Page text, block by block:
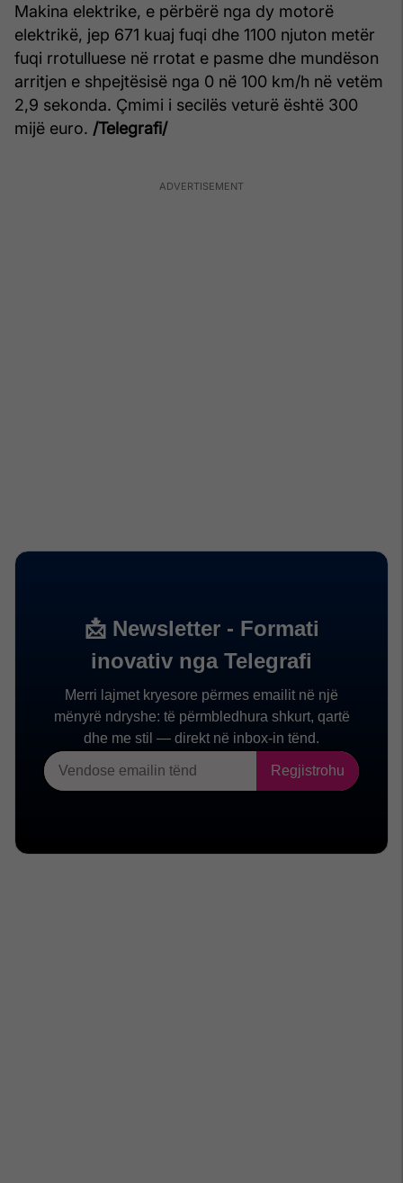
Makina elektrike, e përbërë nga dy motorë
elektrikë, jep 671 kuaj fuqi dhe 1100 njuton metër
fuqi rrotulluese në rrotat e pasme dhe mundëson
arritjen e shpejtësisë nga 0 në 100 km/h në vetëm
2,9 sekonda. Çmimi i secilës veturë është 300
mijë euro. /Telegrafi/